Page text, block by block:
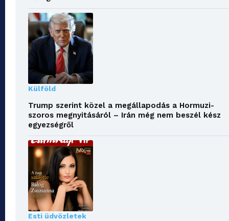
Külföld
Trump szerint közel a megállapodás a Hormuzi-
szoros megnyitásáról – Irán még nem beszél kész
egyezségről
Esti üdvözletek